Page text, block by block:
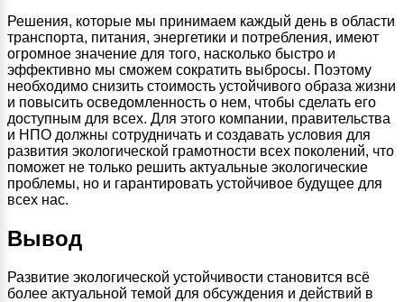
Решения, которые мы принимаем каждый день в области
транспорта, питания, энергетики и потребления, имеют
огромное значение для того, насколько быстро и
эффективно мы сможем сократить выбросы. Поэтому
необходимо снизить стоимость устойчивого образа жизни
и повысить осведомленность о нем, чтобы сделать его
доступным для всех. Для этого компании, правительства
и НПО должны сотрудничать и создавать условия для
развития экологической грамотности всех поколений, что
поможет не только решить актуальные экологические
проблемы, но и гарантировать устойчивое будущее для
всех нас.
Вывод
Развитие экологической устойчивости становится всё
более актуальной темой для обсуждения и действий в